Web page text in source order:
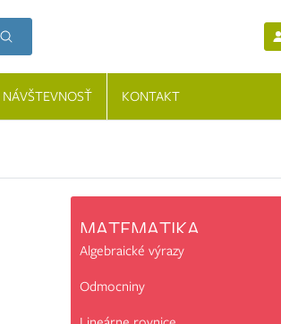
NÁVŠTEVNOSŤ KONTAKT
MATEMATIKA
Algebraické výrazy
Odmocniny